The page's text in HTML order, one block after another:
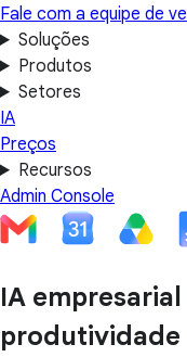
Fale com a equipe de
Soluções
Produtos
Setores
IA
Preços
Recursos
Admin Console
IA
produtividade